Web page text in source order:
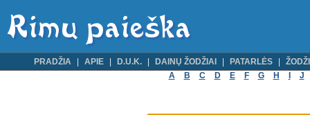
PRADŽIA APIE D.U.K. DAINŲ ŽODŽIAI PATARLĖS
A
B C D E F G H J